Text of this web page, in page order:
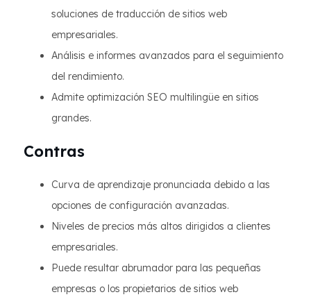
soluciones de traducción de sitios web
empresariales.
Análisis e informes avanzados para el seguimiento
del rendimiento.
Admite optimización SEO multilingüe en sitios
grandes.
Contras
Curva de aprendizaje pronunciada debido a las
opciones de configuración avanzadas.
Niveles de precios más altos dirigidos a clientes
empresariales.
Puede resultar abrumador para las pequeñas
empresas o los propietarios de sitios web